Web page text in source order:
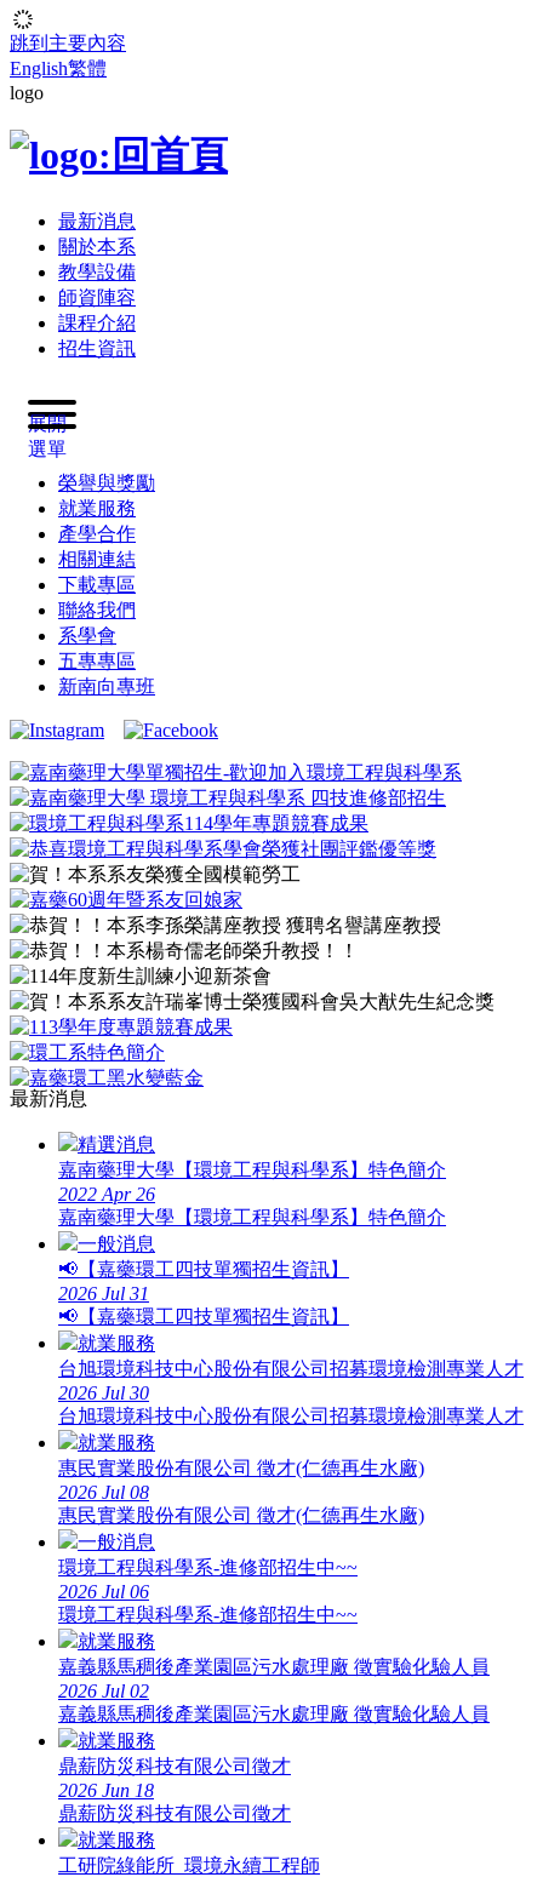
跳到主要內容
English繁體
logo
最新消息
關於本系
教學設備
師資陣容
課程介紹
招生資訊
展開
選單
榮譽與獎勵
就業服務
產學合作
相關連結
下載專區
聯絡我們
系學會
五專專區
新南向專班
最新消息
精選消息
嘉南藥理大學【環境工程與科學系】特色簡介
2022 Apr 26
嘉南藥理大學【環境工程與科學系】特色簡介
一般消息
📢【嘉藥環工四技單獨招生資訊】
2026 Jul 31
📢【嘉藥環工四技單獨招生資訊】
就業服務
台旭環境科技中心股份有限公司招募環境檢測專業人才
2026 Jul 30
台旭環境科技中心股份有限公司招募環境檢測專業人才
就業服務
惠民實業股份有限公司 徵才(仁德再生水廠)
2026 Jul 08
惠民實業股份有限公司 徵才(仁德再生水廠)
一般消息
環境工程與科學系-進修部招生中~~
2026 Jul 06
環境工程與科學系-進修部招生中~~
就業服務
嘉義縣馬稠後產業園區污水處理廠 徵實驗化驗人員
2026 Jul 02
嘉義縣馬稠後產業園區污水處理廠 徵實驗化驗人員
就業服務
鼎薪防災科技有限公司徵才
2026 Jun 18
鼎薪防災科技有限公司徵才
就業服務
工研院綠能所_環境永續工程師